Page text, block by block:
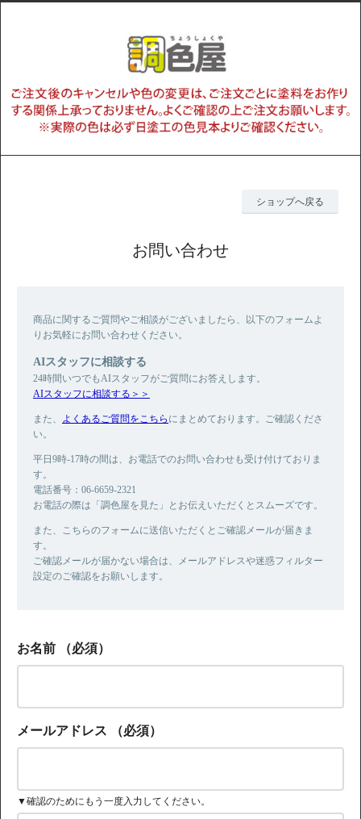
ショップへ戻る
お問い合わせ
商品に関するご質問やご相談がございましたら、以下のフォームよ
りお気軽にお問い合わせください。
AIスタッフに相談する
24時間いつでもAIスタッフがご質問にお答えします。
AIスタッフに相談する＞＞
また、 よくあるご質問をこちら にまとめております。ご確認くださ
い。
平日9時-17時の間は、お電話でのお問い合わせも受け付けておりま
す。
電話番号：06-6659-2321
お電話の際は「調色屋を見た」とお伝えいただくとスムーズです。
また、こちらのフォームに送信いただくとご確認メールが届きま
す。
ご確認メールが届かない場合は、メールアドレスや迷惑フィルター
設定のご確認をお願いします。
お名前 （必須）
メールアドレス （必須）
▼確認のためにもう一度入力してください。